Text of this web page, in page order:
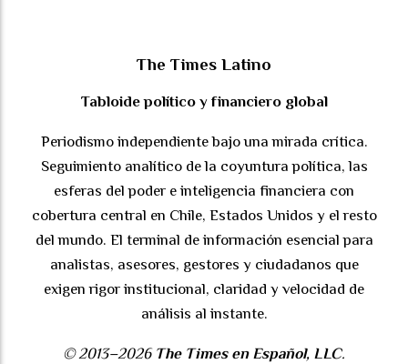
The Times Latino
Tabloide político y financiero global
Periodismo independiente bajo una mirada crítica.
Seguimiento analítico de la coyuntura política, las
esferas del poder e inteligencia financiera con
cobertura central en Chile, Estados Unidos y el resto
del mundo. El terminal de información esencial para
analistas, asesores, gestores y ciudadanos que
exigen rigor institucional, claridad y velocidad de
análisis al instante.
© 2013–2026 The Times en Español, LLC.